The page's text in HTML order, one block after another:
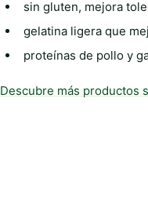
sin gluten, mejora
gelatina ligera que
proteínas de pollo y
Descubre más productos